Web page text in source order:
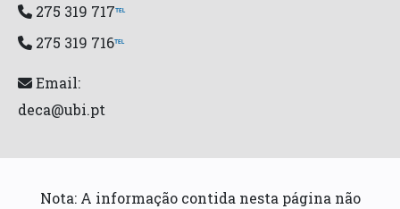
275 319 717℡
275 319 716℡
Email:
deca@ubi.pt
Nota: A informação contida nesta página não